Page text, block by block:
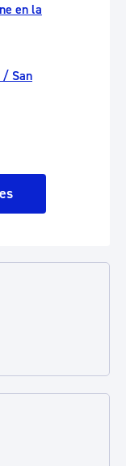
en la
/ San